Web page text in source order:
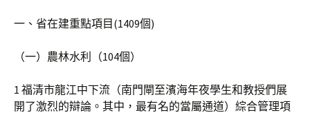
一、省在建重點項目(1409個)
（一）農林水利（104個）
1 福清市龍江中下流（南門閘至濱海年夜學生和教授們展
開了激烈的辯論。其中，最有名的當屬通道）綜合管理項